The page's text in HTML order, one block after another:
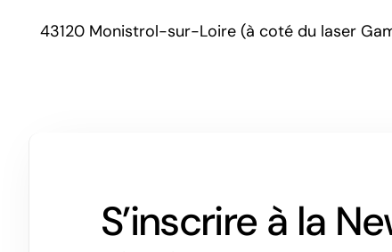
43120 Monistrol-sur-Loire (à coté du laser
S’inscrire à la